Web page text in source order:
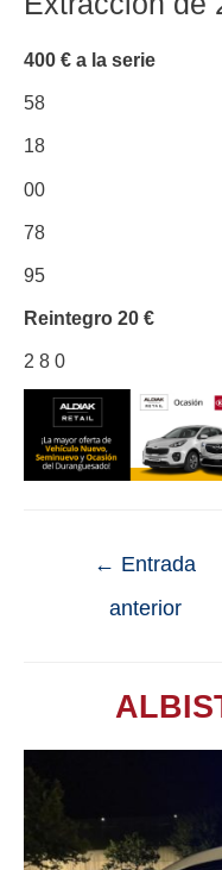
400 € a la serie
58
18
00
78
95
Reintegro 20 €
2 8 0
← Entrada
anterior